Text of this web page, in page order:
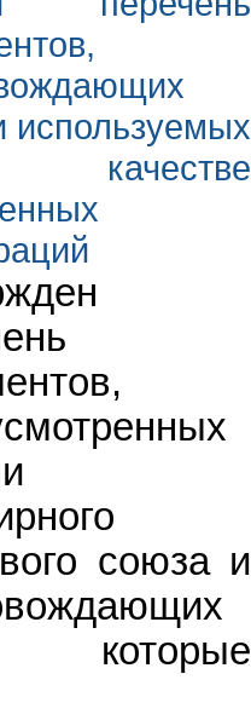
союза и
которые